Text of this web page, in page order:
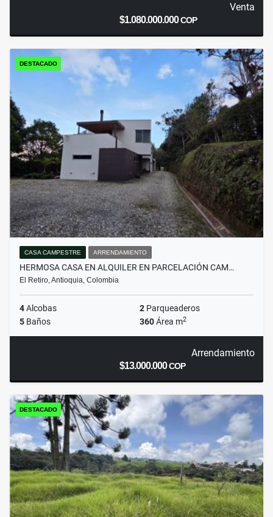
Venta
$1.080.000.000COP
DESTACADO
CASA CAMPESTRE ARRENDAMIENTO
HERMOSA CASA EN ALQUILER EN PARCELACIÓN CAM…
El Retiro, Antioquia, Colombia
4Alcobas 2 Parqueaderos
5 Baños 360Área m2
Arrendamiento
$13.000.000COP
DESTACADO